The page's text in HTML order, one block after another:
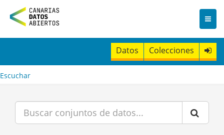
n
t
Datos Colecciones
Escuchar